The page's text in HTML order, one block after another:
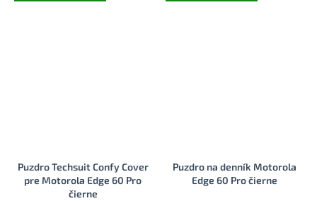
Puzdro Techsuit Confy Cover
pre Motorola Edge 60 Pro
čierne
Puzdro na denník Motorola
Edge 60 Pro čierne